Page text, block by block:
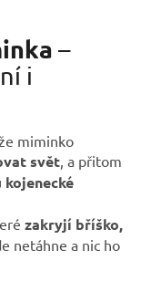
–
i
miminko
svět , a přitom
kojenecké
zakryjí bříško,
netáhne a nic ho